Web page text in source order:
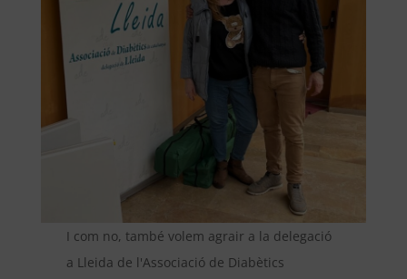
I com no, també volem agrair a la delegació
a Lleida de l'Associació de Diabètics